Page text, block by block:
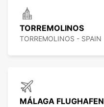
TORREMOLINOS
TORREMOLINOS - SPAIN
MÁLAGA FLUGHAFEN